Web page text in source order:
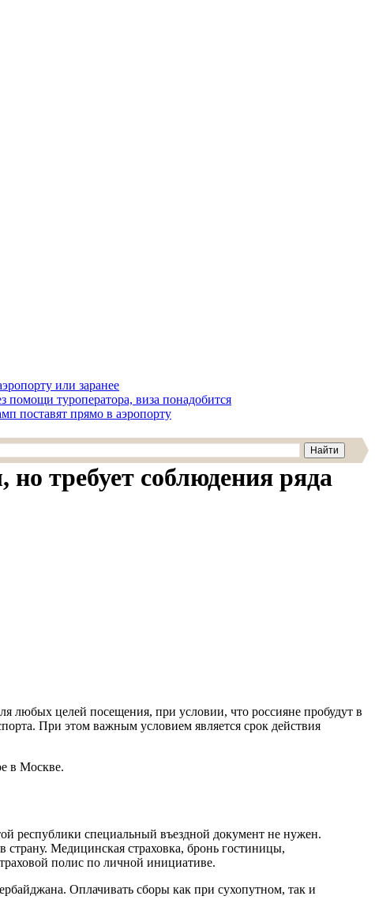
или заранее
помощи туроператора, виза понадобится
поставят прямо в аэропорту
требует соблюдения ряда
любых целей посещения, при условии, что россияне пробудут в
При этом важным условием является срок действия
в Москве.
республики специальный въездной документ не нужен.
страну. Медицинская страховка, бронь гостиницы,
полис по личной инициативе.
Оплачивать сборы как при сухопутном, так и